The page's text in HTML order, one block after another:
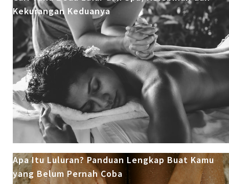
Kekurangan Keduanya
Apa Itu Luluran? Panduan Lengkap Buat Kamu
yang Belum Pernah Coba